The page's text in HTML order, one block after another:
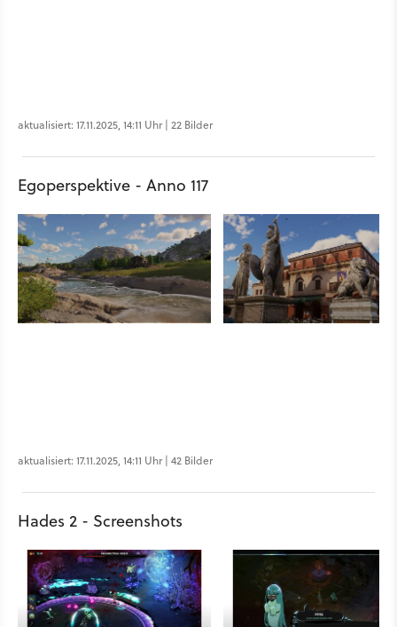
aktualisiert: 17.11.2025, 14:11 Uhr | 22 Bilder
Egoperspektive - Anno 117
aktualisiert: 17.11.2025, 14:11 Uhr | 42 Bilder
Hades 2 - Screenshots